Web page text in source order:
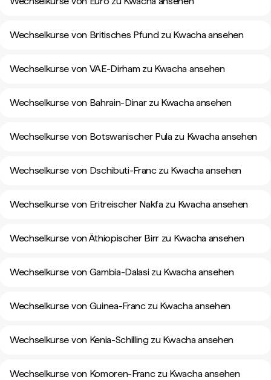
Wechselkurse von Britisches Pfund zu Kwacha ansehen
Wechselkurse von VAE-Dirham zu Kwacha ansehen
Wechselkurse von Bahrain-Dinar zu Kwacha ansehen
Wechselkurse von Botswanischer Pula zu Kwacha ansehen
Wechselkurse von Dschibuti-Franc zu Kwacha ansehen
Wechselkurse von Eritreischer Nakfa zu Kwacha ansehen
Wechselkurse von Äthiopischer Birr zu Kwacha ansehen
Wechselkurse von Gambia-Dalasi zu Kwacha ansehen
Wechselkurse von Guinea-Franc zu Kwacha ansehen
Wechselkurse von Kenia-Schilling zu Kwacha ansehen
Wechselkurse von Komoren-Franc zu Kwacha ansehen